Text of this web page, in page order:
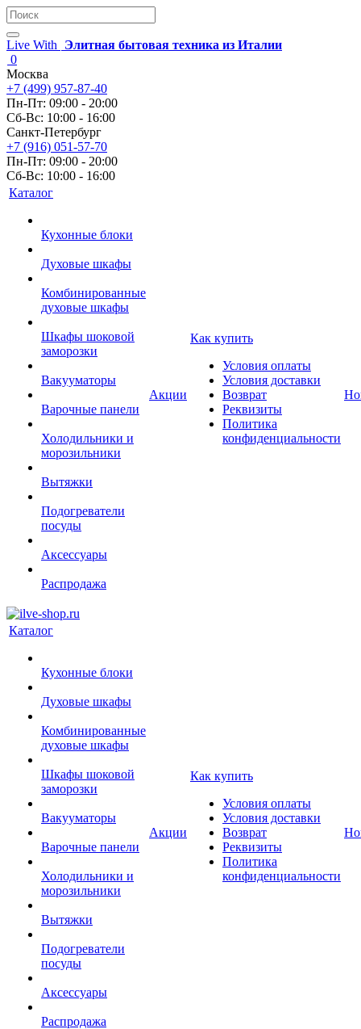
Live With
Элитная бытовая техника из Италии
0
Москва
+7 (499) 957-87-40
Пн-Пт: 09:00 - 20:00
Сб-Вс: 10:00 - 16:00
Санкт-Петербург
+7 (916) 051-57-70
Пн-Пт: 09:00 - 20:00
Сб-Вс: 10:00 - 16:00
Каталог
Кухонные блоки
Духовые шкафы
Комбинированные
духовые шкафы
Шкафы шоковой
заморозки
Вакууматоры
Варочные панели
Холодильники и
морозильники
Вытяжки
Подогреватели
посуды
Аксессуары
Распродажа
Акции
Как купить
Условия оплаты
Условия доставки
Возврат
Реквизиты
Политика
конфиденциальности
Каталог
Кухонные блоки
Духовые шкафы
Комбинированные
духовые шкафы
Шкафы шоковой
заморозки
Вакууматоры
Варочные панели
Холодильники и
морозильники
Вытяжки
Подогреватели
посуды
Аксессуары
Распродажа
Акции
Как купить
Условия оплаты
Условия доставки
Возврат
Реквизиты
Политика
конфиденциальности